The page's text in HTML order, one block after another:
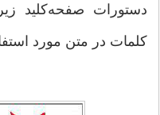
دستورات صفحه‌کلید
کلمات در متن مورد